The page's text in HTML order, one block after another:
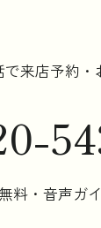
で来店予約・
無料・音声ガ